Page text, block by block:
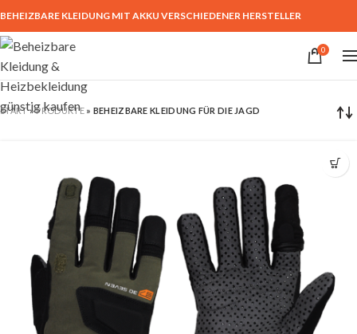
BEHEIZBARE KLEIDUNG MIT AKKU VERSCHIEDENER HERSTELLER
0
START»PRODUKTE» BEHEIZBARE KLEIDUNG FÜR DIE JAGD